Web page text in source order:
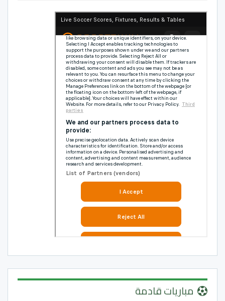
مباريات قادمة